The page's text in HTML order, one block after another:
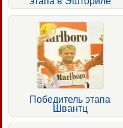
Победитель этапа
Швантц